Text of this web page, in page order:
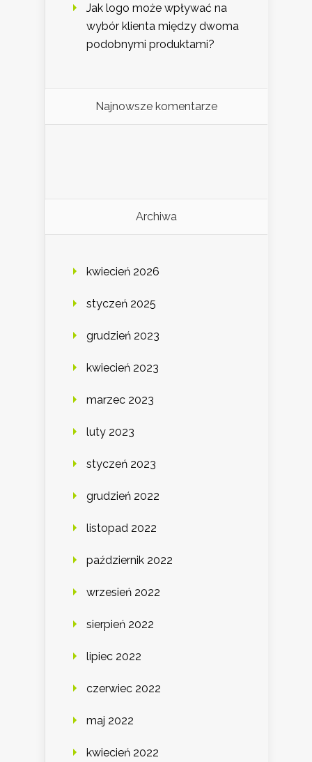
Jak logo może wpływać na
wybór klienta między dwoma
podobnymi produktami?
Najnowsze komentarze
Archiwa
kwiecień 2026
styczeń 2025
grudzień 2023
kwiecień 2023
marzec 2023
luty 2023
styczeń 2023
grudzień 2022
listopad 2022
październik 2022
wrzesień 2022
sierpień 2022
lipiec 2022
czerwiec 2022
maj 2022
kwiecień 2022